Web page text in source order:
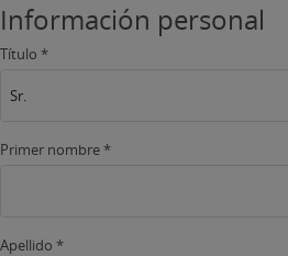
Información personal
Título *
Sr.
Primer nombre *
Apellido *